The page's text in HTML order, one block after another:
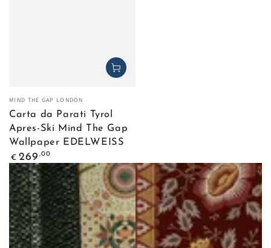
Venditore:
MIND THE GAP LONDON
Carta da Parati Tyrol
Apres-Ski Mind The Gap
Wallpaper EDELWEISS
Prezzo
regolare
€ 269 ,00